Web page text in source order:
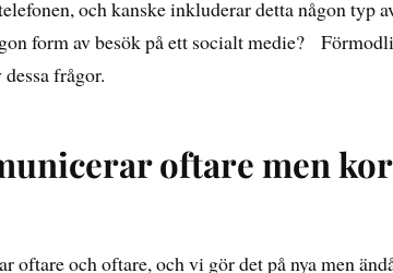
och kanske inkluderar detta någon typ
form av besök på ett socialt medie?
frågor.
oftare men
oftare och oftare, och vi gör det på nya men